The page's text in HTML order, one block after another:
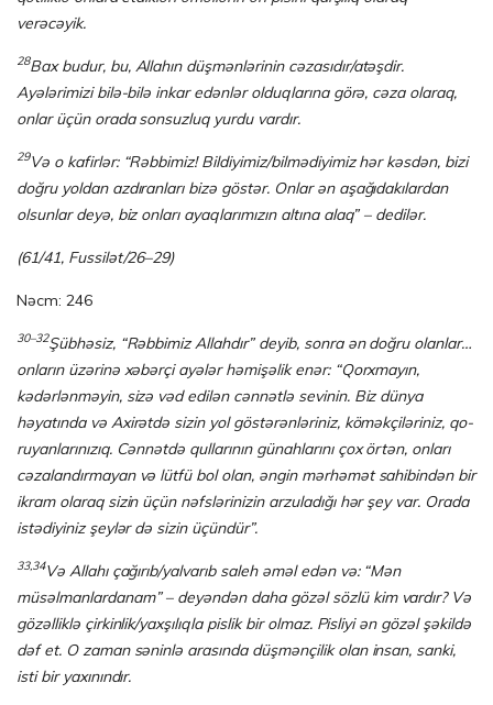
verəcəyik.
28Bax budur, bu, Allahın düşmənlərinin cəzasıdır/atəşdir.
Ayələrimizi bilə-bilə inkar edənlər olduqlarına görə, cəza olaraq,
onlar üçün orada sonsuzluq yurdu vardır.
29Və o kafirlər: “Rəbbimiz! Bildiyimiz/bilmədiyimiz hər kəsdən, bizi
doğru yoldan azdıranları bizə göstər. Onlar ən aşağıdakılardan
olsunlar deyə, biz onları ayaqlarımızın altına alaq” – dedilər.
(61/41, Fussilət/26–29)
Nəcm: 246
30–32Şübhəsiz, “Rəbbimiz Allahdır” deyib, sonra ən doğru olanlar…
onların üzərinə xə­bərçi ayələr həmişəlik enər: “Qorxmayın,
kədərlənməyin, sizə vəd edilən cənnətlə se­vi­nin. Biz dünya
həyatında və Axirətdə sizin yol göstərənləriniz, köməkçiləriniz, qo­
ruyanlarınızıq. Cənnətdə qullarının günahlarını çox örtən, onları
cəzalandır­ma­yan və lütfü bol olan, əngin mərhəmət sahibindən bir
ikram olaraq sizin üçün nəfslərinizin arzuladığı hər şey var. Orada
istədiyiniz şeylər də sizin üçündür”.
33,34Və Allahı çağırıb/yalvarıb saleh əməl edən və: “Mən
müsəlmanlardanam” – deyəndən daha gözəl sözlü kim vardır? Və
gözəlliklə çirkinlik/yaxşılıqla pislik bir olmaz. Pisliyi ən gözəl şəkildə
dəf et. O zaman səninlə arasında düşmənçilik olan insan, sanki,
isti bir yaxınındır.